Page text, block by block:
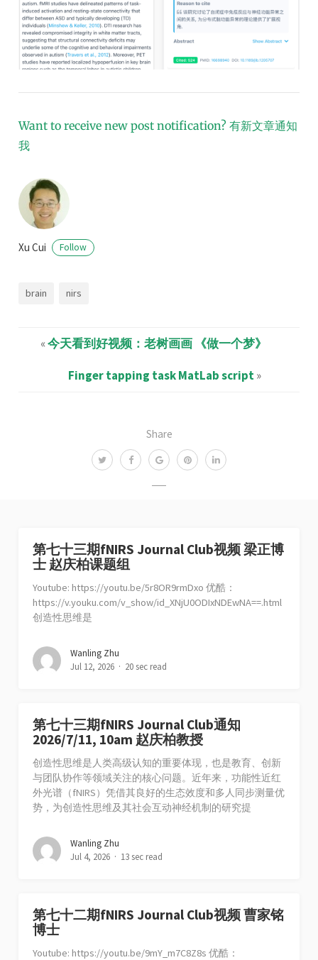
Share
Want to receive new post notification? 有新文章通知
我
Xu Cui Follow
brain nirs
«今天看到好视频：老树画画 《做一个梦》
Finger tapping task MatLab script»
第七十三期fNIRS Journal Club视频 梁正博
士 赵庆柏课题组
Youtube: https://youtu.be/5r8OR9rmDxo 优酷：
https://v.youku.com/v_show/id_XNjU0ODIxNDEwNA==.html
创造性思维是
Wanling Zhu
Jul 12, 2026
20 sec read
第七十三期fNIRS Journal Club通知
2026/7/11, 10am 赵庆柏教授
创造性思维是人类高级认知的重要体现，也是教育、创新
与团队协作等领域关注的核心问题。近年来，功能性近红
外光谱（fNIRS）凭借其良好的生态效度和多人同步测量优
势，为创造性思维及其社会互动神经机制的研究提
Wanling Zhu
Jul 4, 2026
13 sec read
第七十二期fNIRS Journal Club视频 曹家铭
博士
Youtube: https://youtu.be/9mY_m7C8Z8s 优酷：